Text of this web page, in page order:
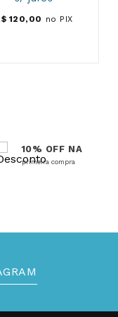
120, 00 no PIX
10% OFF NA
primeira compra